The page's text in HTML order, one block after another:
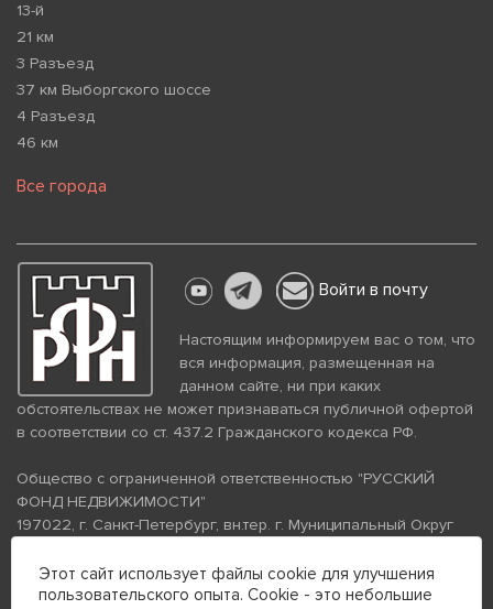
13-й
21 км
3 Разъезд
37 км Выборгского шоссе
4 Разъезд
46 км
Все города
Войти в почту
Настоящим информируем вас о том, что
вся информация, размещенная на
данном сайте, ни при каких
обстоятельствах не может признаваться публичной офертой
в соответствии со ст. 437.2 Гражданского кодекса РФ.
Общество с ограниченной ответственностью "РУССКИЙ
ФОНД НЕДВИЖИМОСТИ"
197022, г. Санкт-Петербург, вн.тер. г. Муниципальный Округ
помещение 26Н, комната 103
ИНН 7813672570 КПП 781301001 ОГРН 1237800058870
Этот сайт использует файлы cookie для улучшения
пользовательского опыта. Cookie - это небольшие